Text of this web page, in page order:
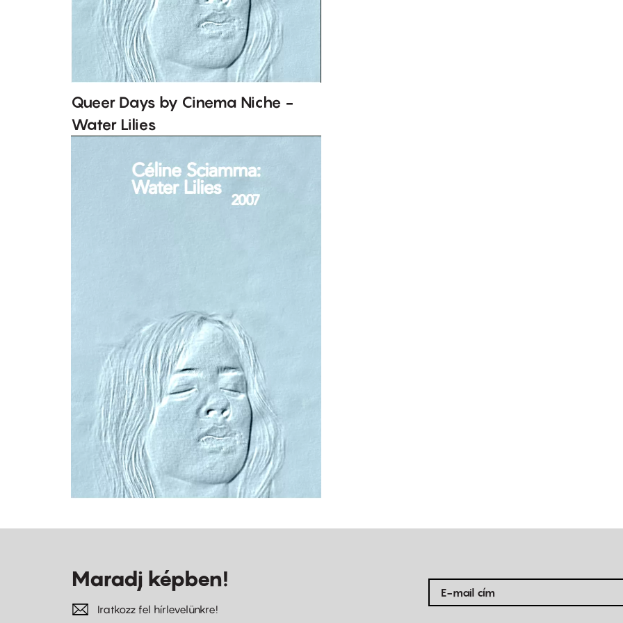
Queer Days by Cinema Niche -
Water Lilies
Maradj képben!
Iratkozz fel hírlevelünkre!